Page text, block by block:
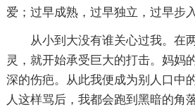
爱；过早成熟，过早独立，过早步
从小到大没有谁关心过我。在
灵，就开始承受巨大的打击。妈妈
深的伤疤。从此我便成为别人口中
人这样骂后，我都会跑到黑暗的角